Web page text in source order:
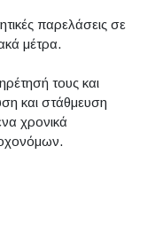
παρελάσεις σε
μέτρα.
τους και
και στάθμευση
χρονικά